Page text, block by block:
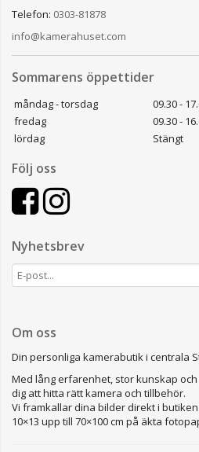
Telefon: 0303-81878
info@kamerahuset.com
Sommarens öppettider
måndag - torsdag
09.30 -
fredag
09.30 -
lördag
Stängt
Följ oss
Nyhetsbrev
Om oss
Din personliga kamerabutik i centrala
Med lång erfarenhet, stor kunskap
dig att hitta rätt kamera och tillbehör.
Vi framkallar dina bilder direkt i
10×13 upp till 70×100 cm på äkta